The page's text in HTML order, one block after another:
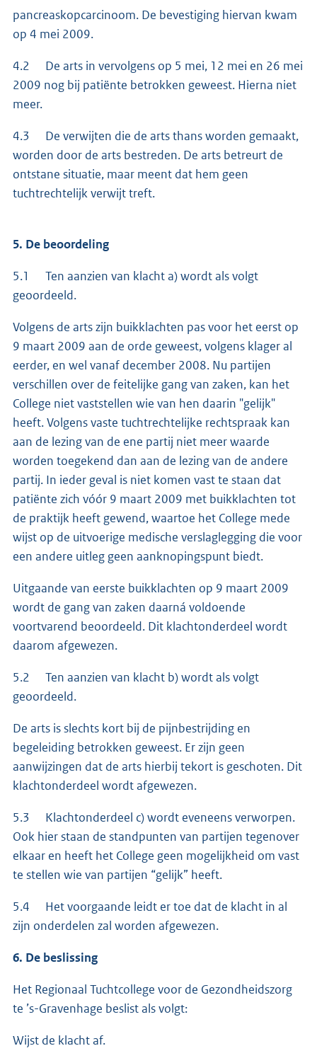
pancreaskopcarcinoom. De bevestiging hiervan kwam
op 4 mei 2009.
4.2 De arts in vervolgens op 5 mei, 12 mei en 26 mei
2009 nog bij patiënte betrokken geweest. Hierna niet
meer.
4.3 De verwijten die de arts thans worden gemaakt,
worden door de arts bestreden. De arts betreurt de
ontstane situatie, maar meent dat hem geen
tuchtrechtelijk verwijt treft.
5. De beoordeling
5.1 Ten aanzien van klacht a) wordt als volgt
geoordeeld.
Volgens de arts zijn buikklachten pas voor het eerst op
9 maart 2009 aan de orde geweest, volgens klager al
eerder, en wel vanaf december 2008. Nu partijen
verschillen over de feitelijke gang van zaken, kan het
College niet vaststellen wie van hen daarin "gelijk"
heeft. Volgens vaste tuchtrechtelijke rechtspraak kan
aan de lezing van de ene partij niet meer waarde
worden toegekend dan aan de lezing van de andere
partij. In ieder geval is niet komen vast te staan dat
patiënte zich vóór 9 maart 2009 met buikklachten tot
de praktijk heeft gewend, waartoe het College mede
wijst op de uitvoerige medische verslaglegging die voor
een andere uitleg geen aanknopingspunt biedt.
Uitgaande van eerste buikklachten op 9 maart 2009
wordt de gang van zaken daarná voldoende
voortvarend beoordeeld. Dit klachtonderdeel wordt
daarom afgewezen.
5.2 Ten aanzien van klacht b) wordt als volgt
geoordeeld.
De arts is slechts kort bij de pijnbestrijding en
begeleiding betrokken geweest. Er zijn geen
aanwijzingen dat de arts hierbij tekort is geschoten. Dit
klachtonderdeel wordt afgewezen.
5.3 Klachtonderdeel c) wordt eveneens verworpen.
Ook hier staan de standpunten van partijen tegenover
elkaar en heeft het College geen mogelijkheid om vast
te stellen wie van partijen “gelijk” heeft.
5.4 Het voorgaande leidt er toe dat de klacht in al
zijn onderdelen zal worden afgewezen.
6. De beslissing
Het Regionaal Tuchtcollege voor de Gezondheidszorg
te ’s-Gravenhage beslist als volgt:
Wijst de klacht af.